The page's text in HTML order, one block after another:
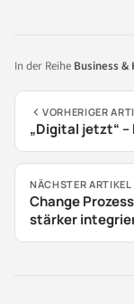
In der Reihe Business &
VORHERIGER
„Digital jetzt“ –
NÄCHSTER ARTIKEL
Change
stärker